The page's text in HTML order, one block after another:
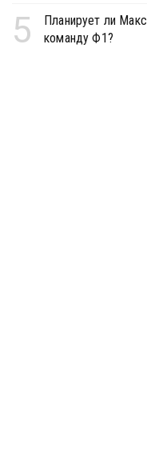
5
Планирует ли
команду Ф1?